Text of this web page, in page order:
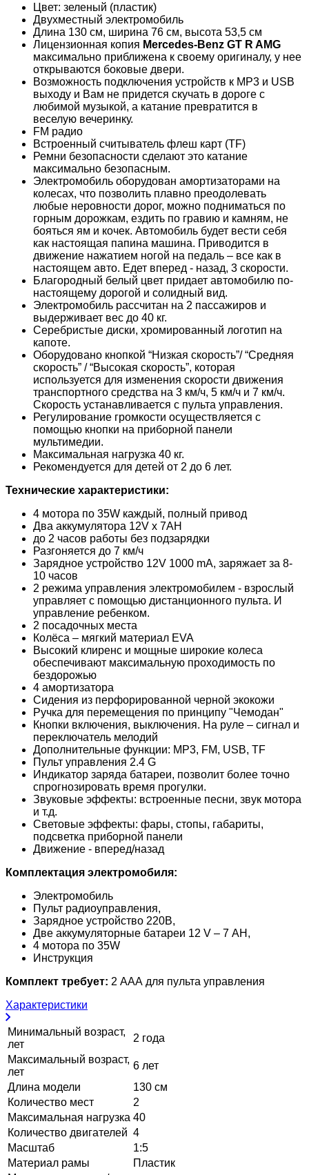
Цвет: зеленый (пластик)
Двухместный электромобиль
Длина 130 см, ширина 76 см, высота 53,5 см
Лицензионная копия Mercedes-Benz GT R AMG
максимально приближена к своему оригиналу, у нее
открываются боковые двери.
Возможность подключения устройств к MP3 и USB
выходу и Вам не придется скучать в дороге с
любимой музыкой, а катание превратится в
веселую вечеринку.
FM радио
Встроенный считыватель флеш карт (TF)
Ремни безопасности сделают это катание
максимально безопасным.
Электромобиль оборудован амортизаторами на
колесах, что позволить плавно преодолевать
любые неровности дорог, можно подниматься по
горным дорожкам, ездить по гравию и камням, не
бояться ям и кочек. Автомобиль будет вести себя
как настоящая папина машина. Приводится в
движение нажатием ногой на педаль – все как в
настоящем авто. Едет вперед - назад, 3 скорости.
Благородный белый цвет придает автомобилю по-
настоящему дорогой и солидный вид.
Электромобиль рассчитан на 2 пассажиров и
выдерживает вес до 40 кг.
Серебристые диски, хромированный логотип на
капоте.
Оборудовано кнопкой “Низкая скорость”/ “Средняя
скорость” / “Высокая скорость”, которая
используется для изменения скорости движения
транспортного средства на 3 км/ч, 5 км/ч и 7 км/ч.
Скорость устанавливается с пульта управления.
Регулирование громкости осуществляется с
помощью кнопки на приборной панели
мультимедии.
Максимальная нагрузка 40 кг.
Рекомендуется для детей от 2 до 6 лет.
Технические характеристики:
4 мотора по 35W каждый, полный привод
Два аккумулятора 12V х 7АH
до 2 часов работы без подзарядки
Разгоняется до 7 км/ч
Зарядное устройство 12V 1000 mA, заряжает за 8-
10 часов
2 режима управления электромобилем - взрослый
управляет с помощью дистанционного пульта. И
управление ребенком.
2 посадочных места
Колёса – мягкий материал EVA
Высокий клиренс и мощные широкие колеса
обеспечивают максимальную проходимость по
бездорожью
4 амортизатора
Сидения из перфорированной черной экокожи
Ручка для перемещения по принципу "Чемодан"
Кнопки включения, выключения. На руле – сигнал и
переключатель мелодий
Дополнительные функции: MP3, FM, USB, TF
Пульт управления 2.4 G
Индикатор заряда батареи, позволит более точно
спрогнозировать время прогулки.
Звуковые эффекты: встроенные песни, звук мотора
и т.д.
Световые эффекты: фары, стопы, габариты,
подсветка приборной панели
Движение - вперед/назад
Комплектация электромобиля:
Электромобиль
Пульт радиоуправления,
Зарядное устройство 220В,
Две аккумуляторные батареи 12 V – 7 АH,
4 мотора по 35W
Инструкция
Комплект требует: 2 АAА для пульта управления
Характеристики
Минимальный возраст,
лет
2 года
Максимальный возраст,
лет
6 лет
Длина модели
130 см
Количество мест
2
Максимальная нагрузка 40
Количество двигателей 4
Масштаб
1:5
Материал рамы
Пластик